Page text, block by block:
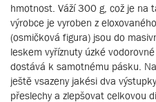
hmotnost. Váží 300 g, což je na
výrobce je vyroben z
(osmičková figura) jsou do
leskem vyříznuty úzké
dostává k samotnému pásku.
ještě vsazeny jakési dva
přeslechy a zlepšovat celkovou